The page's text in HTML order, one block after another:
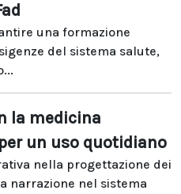
una formazione
del sistema salute,
la medicina
un uso quotidiano
nella progettazione dei
narrazione nel sistema